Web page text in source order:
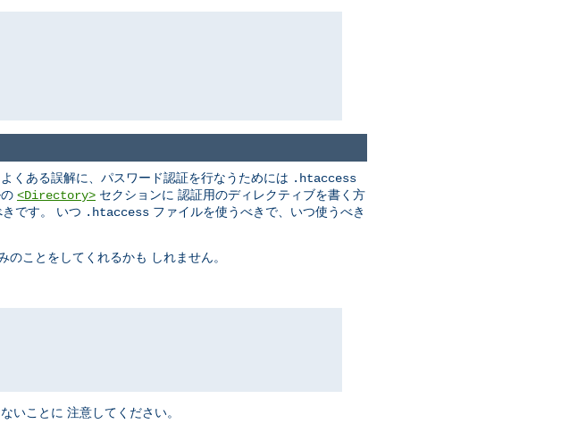
くある誤解に、パスワード認証を行なうためには .htaccess
<Directory> セクションに 認証用のディレクティブを書く方
です。 いつ .htaccess ファイルを使うべきで、いつ使うべき
ことをしてくれるかも しれません。
いことに 注意してください。